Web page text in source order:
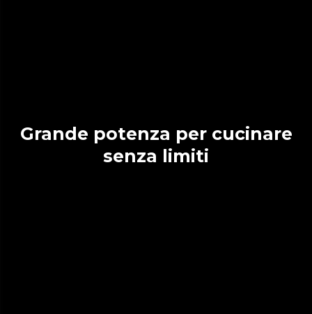
Grande potenza per cucinare
senza limiti